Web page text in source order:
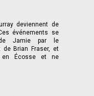
deviennent de
événements se
de Jamie par le
Brian Fraser, et
en Écosse et ne